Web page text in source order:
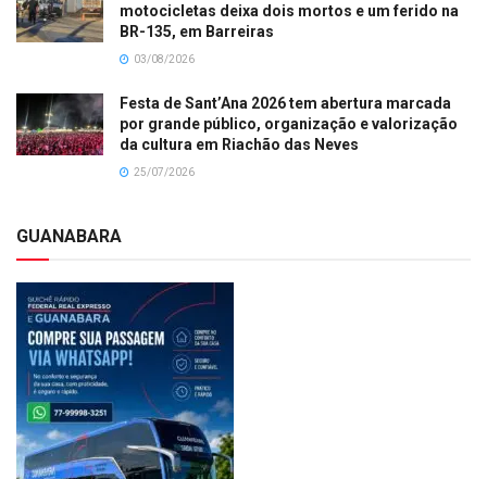
motocicletas deixa dois mortos e um ferido na
BR-135, em Barreiras
03/08/2026
Festa de Sant’Ana 2026 tem abertura marcada
por grande público, organização e valorização
da cultura em Riachão das Neves
25/07/2026
GUANABARA